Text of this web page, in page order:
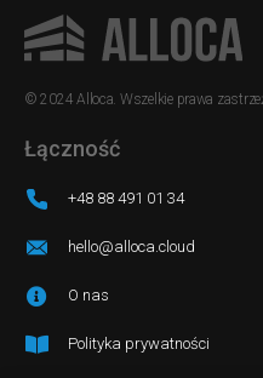
© 2024 Alloca. Wszelkie prawa
Łączność
+48 88 491 01 34
hello@alloca.cloud
O nas
Polityka prywatności